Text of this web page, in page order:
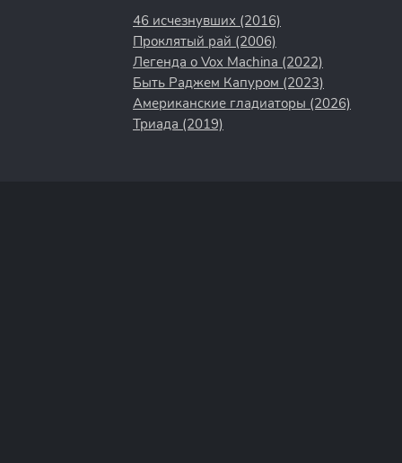
46 исчезнувших (2016)
Проклятый рай (2006)
Легенда о Vox Machina (2022)
Быть Раджем Капуром (2023)
Американские гладиаторы (2026)
Триада (2019)